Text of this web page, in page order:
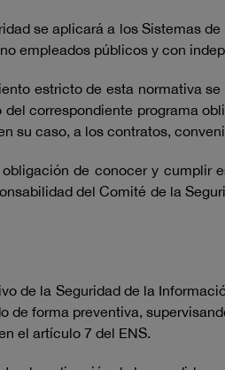
se aplicará a los Sistemas
empleados públicos y con
estricto de esta normativa
correspondiente programa
su caso, a los contratos,
de conocer y cumplir
del Comité de la
de la Seguridad de la
de forma preventiva,
el artículo 7 del ENS.